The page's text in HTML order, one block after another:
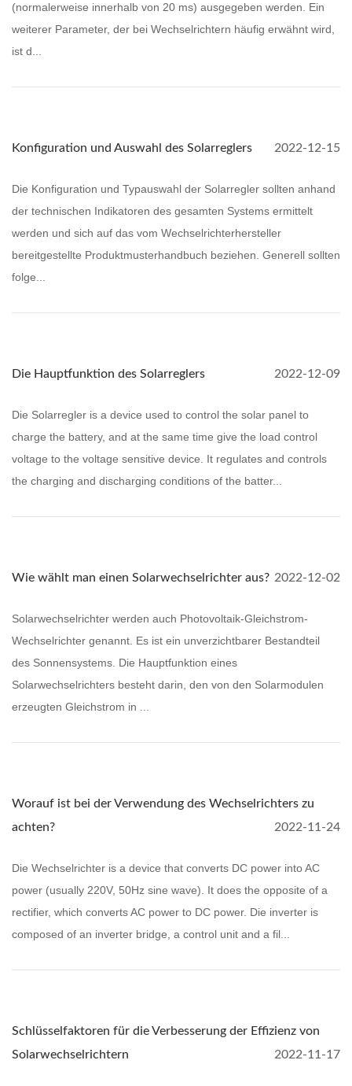
(normalerweise innerhalb von 20 ms) ausgegeben werden. Ein
weiterer Parameter, der bei Wechselrichtern häufig erwähnt wird,
ist d...
Konfiguration und Auswahl des Solarreglers 2022-12-15
Die Konfiguration und Typauswahl der Solarregler sollten anhand
der technischen Indikatoren des gesamten Systems ermittelt
werden und sich auf das vom Wechselrichterhersteller
bereitgestellte Produktmusterhandbuch beziehen. Generell sollten
folge...
Die Hauptfunktion des Solarreglers 2022-12-09
Die Solarregler is a device used to control the solar panel to
charge the battery, and at the same time give the load control
voltage to the voltage sensitive device. It regulates and controls
the charging and discharging conditions of the batter...
Wie wählt man einen Solarwechselrichter aus? 2022-12-02
Solarwechselrichter werden auch Photovoltaik-Gleichstrom-
Wechselrichter genannt. Es ist ein unverzichtbarer Bestandteil
des Sonnensystems. Die Hauptfunktion eines
Solarwechselrichters besteht darin, den von den Solarmodulen
erzeugten Gleichstrom in ...
Worauf ist bei der Verwendung des Wechselrichters zu
achten?
2022-11-24
Die Wechselrichter is a device that converts DC power into AC
power (usually 220V, 50Hz sine wave). It does the opposite of a
rectifier, which converts AC power to DC power. Die inverter is
composed of an inverter bridge, a control unit and a fil...
Schlüsselfaktoren für die Verbesserung der Effizienz von
Solarwechselrichtern
2022-11-17